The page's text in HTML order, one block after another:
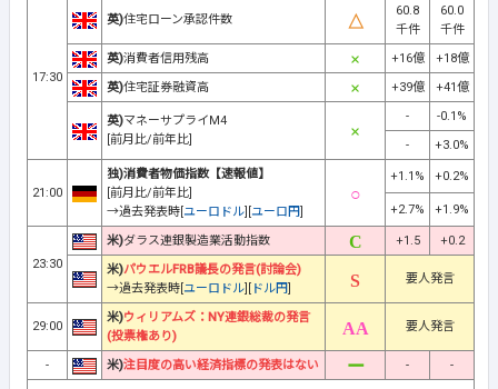
17:30
英)住宅ローン承認件数
60.8
千件
60.0
千件
英)消費者信用残高 +16億
+18億
英)住宅証券融資高 +39億 +41億
英)マネーサプライM4
[前月比/前年比]
-
-0.1%
-
+3.0%
21:00
独)消費者物価指数【速報値】
[前月比/前年比]
→過去発表時[ ユーロドル ユーロ円
+1.1% +0.2%
+2.7% +1.9%
23:30
米)ダラス連銀製造業活動指数 +1.5
+0.2
米)パウエルFRB議長の発言(討論会)
→過去発表時[ ユーロドル ドル円
要人発言
29:00
米)ウィリアムズ：NY連銀総裁の発言
(投票権あり)
要人発言
- 米)注目度の高い経済指標の発表はない - -